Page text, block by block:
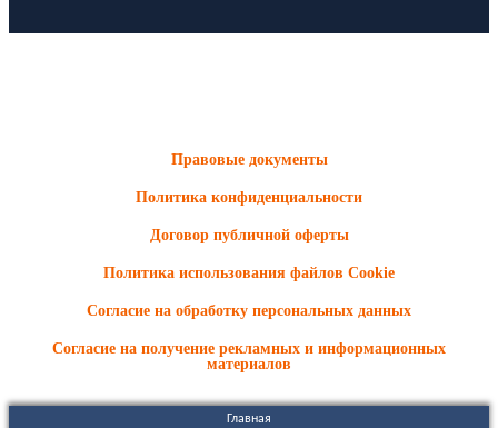
Правовые документы
Политика конфиденциальности
Договор публичной оферты
Политика использования файлов Cookie
Согласие на обработку персональных данных
Согласие на получение рекламных и информационных
материалов
Главная